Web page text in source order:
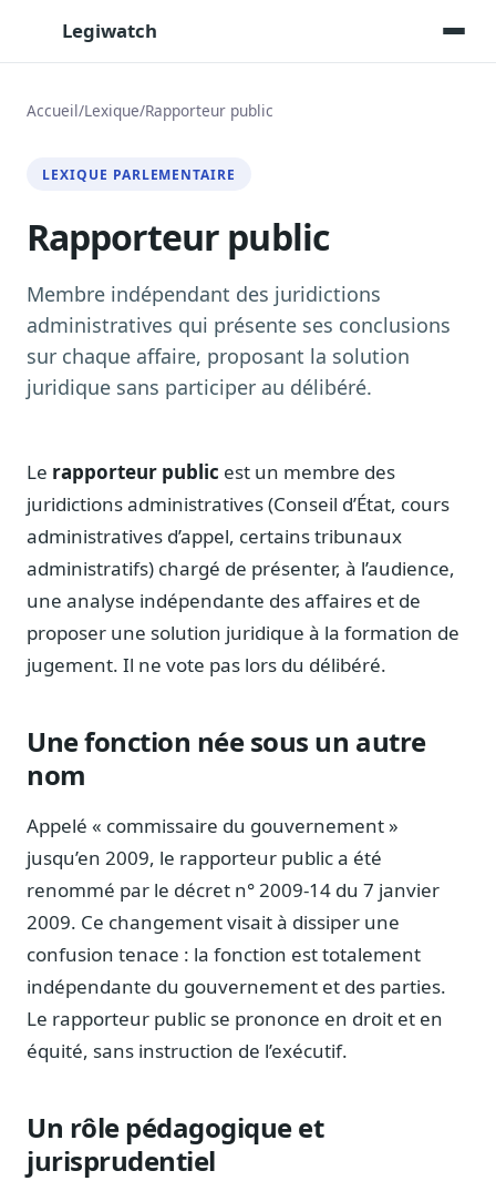
Legiwatch
Posez vos questions, réponses sourcées
Transcriptions IA
Toutes les séances AN/Sénat transcrites
Synthèses IA
Résumés automatiques des dossiers longs
Veille des matinales radio
9 interviews politiques, analysées avant 10 h
Exports & livrables
Notes, briefings, tableaux de bord
Fiches parlementaires
Parcours, mandats, prises de position
Registre HATVP
Cartographier l'influence sur un dossier
Affaires publiques
Cabinets, DRI, consultants en lobbying
Affaires réglementaires
JO, décrets, conseil des ministres, AAI
Fédérations & plaidoyer
ONG, syndicats, ordres, associations
Parlementaires
Journalistes
Veille en temps réel, embeds pour vos contenus
Suivi par secteur
11 secteurs : énergie, santé, finance, numérique…
Accueil/Lexique/Rapporteur public
LEXIQUE PARLEMENTAIRE
Rapporteur public
Membre indépendant des juridictions
administratives qui présente ses conclusions
sur chaque affaire, proposant la solution
juridique sans participer au délibéré.
Le rapporteur public est un membre des
juridictions administratives (Conseil d’État, cours
administratives d’appel, certains tribunaux
administratifs) chargé de présenter, à l’audience,
une analyse indépendante des affaires et de
proposer une solution juridique à la formation de
jugement. Il ne vote pas lors du délibéré.
Une fonction née sous un autre
nom
Appelé « commissaire du gouvernement »
jusqu’en 2009, le rapporteur public a été
renommé par le décret n° 2009-14 du 7 janvier
2009. Ce changement visait à dissiper une
confusion tenace : la fonction est totalement
indépendante du gouvernement et des parties.
Le rapporteur public se prononce en droit et en
équité, sans instruction de l’exécutif.
Un rôle pédagogique et
jurisprudentiel